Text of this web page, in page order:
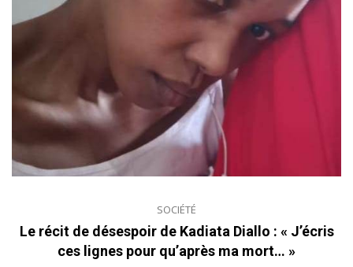
SOCIÉTÉ
Le récit de désespoir de Kadiata Diallo : « J’écris
ces lignes pour qu’après ma mort… »